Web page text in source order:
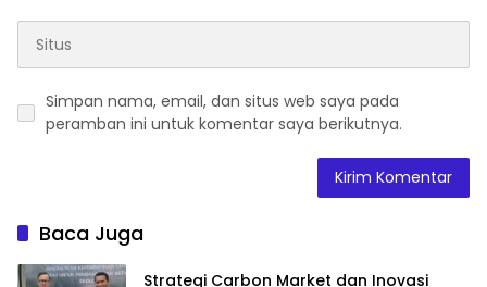
Simpan nama, email, dan situs web saya pada
peramban ini untuk komentar saya berikutnya.
Baca Juga
Strategi Carbon Market dan Inovasi